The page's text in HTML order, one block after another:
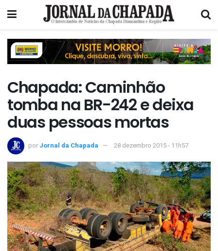
Chapada: Caminhão
tomba na BR-242 e deixa
duas pessoas mortas
por Jornal da Chapada 28 dezembro 2015 - 11h57